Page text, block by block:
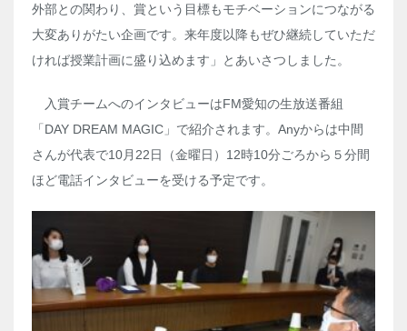
外部との関わり、賞という目標もモチベーションにつながる
大変ありがたい企画です。来年度以降もぜひ継続していただ
ければ授業計画に盛り込めます」とあいさつしました。
入賞チームへのインタビューはFM愛知の生放送番組
「 DAY DREAM MAGIC 」で紹介されます。 Anyからは中間
さんが代表で10月 22日（金曜日） 12時10分ごろから５分間
ほど電話インタビューを受ける予定です。